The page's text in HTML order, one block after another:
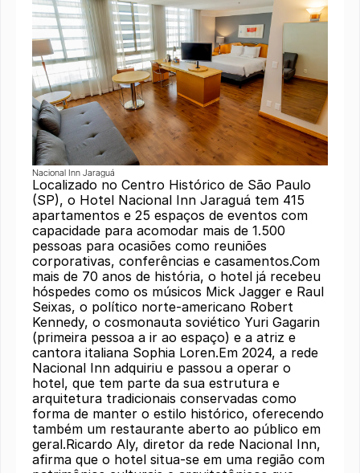
Nacional Inn Jaraguá
Localizado no Centro Histórico de São Paulo
(SP), o Hotel Nacional Inn Jaraguá tem 415
apartamentos e 25 espaços de eventos com
capacidade para acomodar mais de 1.500
pessoas para ocasiões como reuniões
corporativas, conferências e casamentos.Com
mais de 70 anos de história, o hotel já recebeu
hóspedes como os músicos Mick Jagger e Raul
Seixas, o político norte-americano Robert
Kennedy, o cosmonauta soviético Yuri Gagarin
(primeira pessoa a ir ao espaço) e a atriz e
cantora italiana Sophia Loren.Em 2024, a rede
Nacional Inn adquiriu e passou a operar o
hotel, que tem parte da sua estrutura e
arquitetura tradicionais conservadas como
forma de manter o estilo histórico, oferecendo
também um restaurante aberto ao público em
geral.Ricardo Aly, diretor da rede Nacional Inn,
afirma que o hotel situa-se em uma região com